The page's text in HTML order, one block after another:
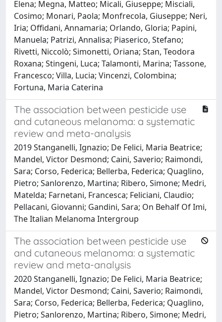
Elena; Megna, Matteo; Micali, Giuseppe; Misciali,
Cosimo; Monari, Paola; Monfrecola, Giuseppe; Neri,
Iria; Offidani, Annamaria; Orlando, Gloria; Papini,
Manuela; Patrizi, Annalisa; Piaserico, Stefano;
Rivetti, Niccolò; Simonetti, Oriana; Stan, Teodora
Roxana; Stingeni, Luca; Talamonti, Marina; Tassone,
Francesco; Villa, Lucia; Vincenzi, Colombina;
Fortuna, Maria Caterina
The association between pesticide use
and cutaneous melanoma: a systematic
review and meta-analysis
2019 Stanganelli, Ignazio; De Felici, Maria Beatrice;
Mandel, Victor Desmond; Caini, Saverio; Raimondi,
Sara; Corso, Federica; Bellerba, Federica; Quaglino,
Pietro; Sanlorenzo, Martina; Ribero, Simone; Medri,
Matelda; Farnetani, Francesca; Feliciani, Claudio;
Pellacani, Giovanni; Gandini, Sara; On Behalf Of Imi,
The Italian Melanoma Intergroup
The association between pesticide use
and cutaneous melanoma: a systematic
review and meta-analysis
2020 Stanganelli, Ignazio; De Felici, Maria Beatrice;
Mandel, Victor Desmond; Caini, Saverio; Raimondi,
Sara; Corso, Federica; Bellerba, Federica; Quaglino,
Pietro; Sanlorenzo, Martina; Ribero, Simone; Medri,